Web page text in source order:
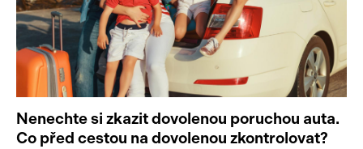
Nenechte si zkazit dovolenou poruchou auta.
Co před cestou na dovolenou zkontrolovat?